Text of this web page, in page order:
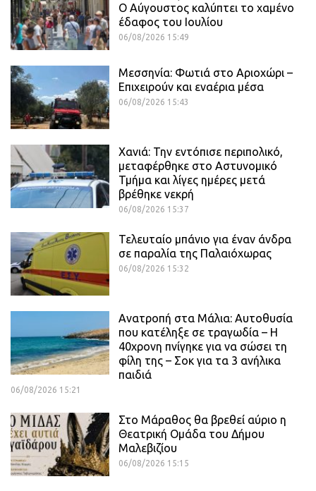
Ο Αύγουστος καλύπτει το χαμένο
έδαφος του Ιουλίου
06/08/2026 15:49
Μεσσηνία: Φωτιά στο Αριοχώρι –
Επιχειρούν και εναέρια μέσα
06/08/2026 15:43
Χανιά: Την εντόπισε περιπολικό,
μεταφέρθηκε στο Αστυνομικό
Τμήμα και λίγες ημέρες μετά
βρέθηκε νεκρή
06/08/2026 15:37
Τελευταίο μπάνιο για έναν άνδρα
σε παραλία της Παλαιόχωρας
06/08/2026 15:32
Ανατροπή στα Μάλια: Αυτοθυσία
που κατέληξε σε τραγωδία – Η
40χρονη πνίγηκε για να σώσει τη
φίλη της – Σοκ για τα 3 ανήλικα
παιδιά
06/08/2026 15:21
Στο Μάραθος θα βρεθεί αύριο η
Θεατρική Ομάδα του Δήμου
Μαλεβιζίου
06/08/2026 15:15